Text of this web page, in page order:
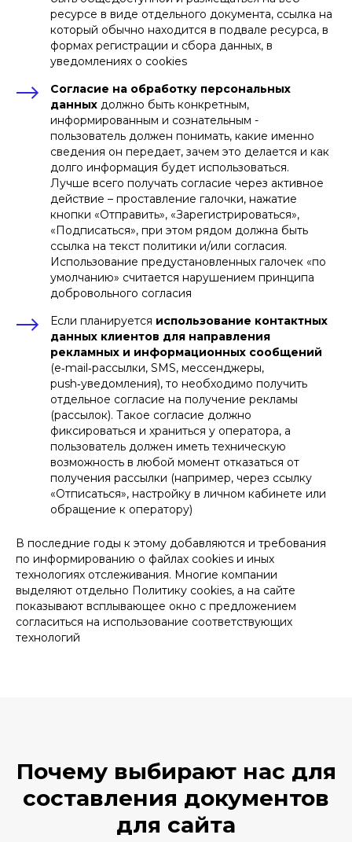
ресурсе в виде отдельного документа, ссылка на
который обычно находится в подвале ресурса, в
формах регистрации и сбора данных, в
уведомлениях о cookies
Согласие на обработку персональных
данных должно быть конкретным,
информированным и сознательным -
пользователь должен понимать, какие именно
сведения он передает, зачем это делается и как
долго информация будет использоваться.
Лучше всего получать согласие через активное
действие – проставление галочки, нажатие
кнопки «Отправить», «Зарегистрироваться»,
«Подписаться», при этом рядом должна быть
ссылка на текст политики и/или согласия.
Использование предустановленных галочек «по
умолчанию» считается нарушением принципа
добровольного согласия
Если планируется использование контактных
данных клиентов для направления
рекламных и информационных сообщений
(e‑mail‑рассылки, SMS, мессенджеры,
push‑уведомления), то необходимо получить
отдельное согласие на получение рекламы
(рассылок). Такое согласие должно
фиксироваться и храниться у оператора, а
пользователь должен иметь техническую
возможность в любой момент отказаться от
получения рассылки (например, через ссылку
«Отписаться», настройку в личном кабинете или
обращение к оператору)
В последние годы к этому добавляются и требования
по информированию о файлах cookies и иных
технологиях отслеживания. Многие компании
выделяют отдельно Политику cookies, а на сайте
показывают всплывающее окно с предложением
согласиться на использование соответствующих
технологий
Почему выбирают нас для
составления документов
для сайта